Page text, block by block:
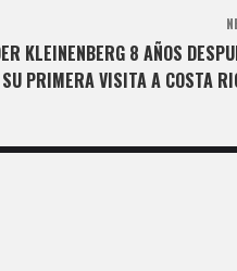
KLEINENBERG 8 AÑOS
SU PRIMERA VISITA A COSTA